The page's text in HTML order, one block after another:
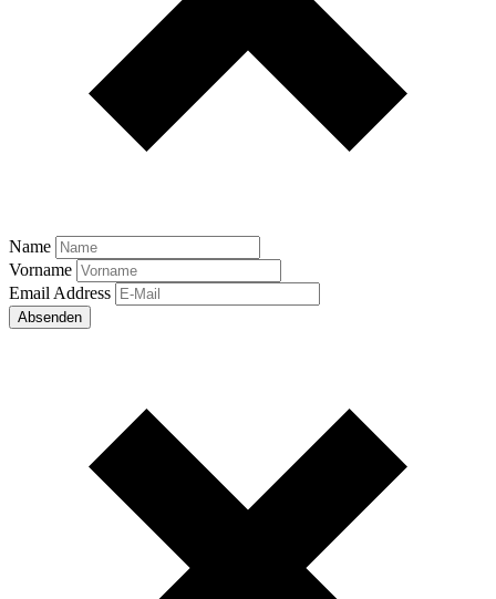
Name
Vorname
Email Address